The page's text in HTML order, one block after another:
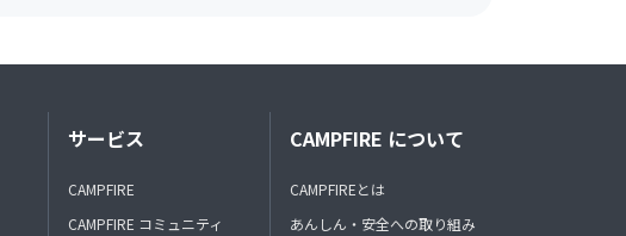
サービス
CAMPFIRE
CAMPFIRE コミュニティ
CAMPFIRE について
CAMPFIREとは
あんしん・安全への取り組み